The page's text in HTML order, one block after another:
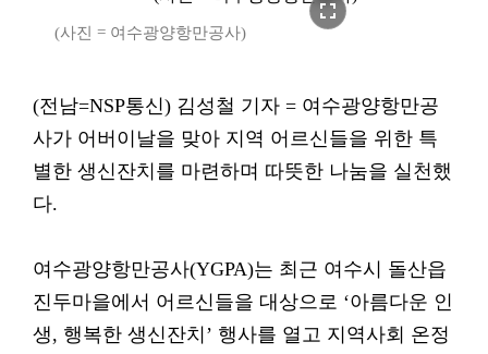
fullscreen
(사진 = 여수광양항만공사)
(전남=NSP통신) 김성철 기자 = 여수광양항만공
사가 어버이날을 맞아 지역 어르신들을 위한 특
별한 생신잔치를 마련하며 따뜻한 나눔을 실천했
다.
여수광양항만공사(YGPA)는 최근 여수시 돌산읍
진두마을에서 어르신들을 대상으로 ‘아름다운 인
생, 행복한 생신잔치’ 행사를 열고 지역사회 온정